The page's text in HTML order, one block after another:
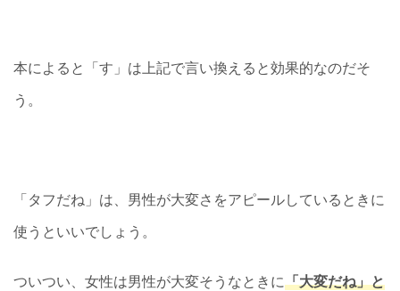
本によると「す」は上記で言い換えると効果的なのだそ
う。
「タフだね」は、男性が大変さをアピールしているときに
使うといいでしょう。
ついつい、女性は男性が大変そうなときに「大変だね」と